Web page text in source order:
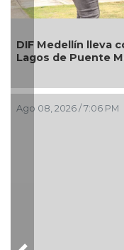
DIF Medellín lleva
Lagos de Puente
Ago 08, 2026 / 7:06 PM